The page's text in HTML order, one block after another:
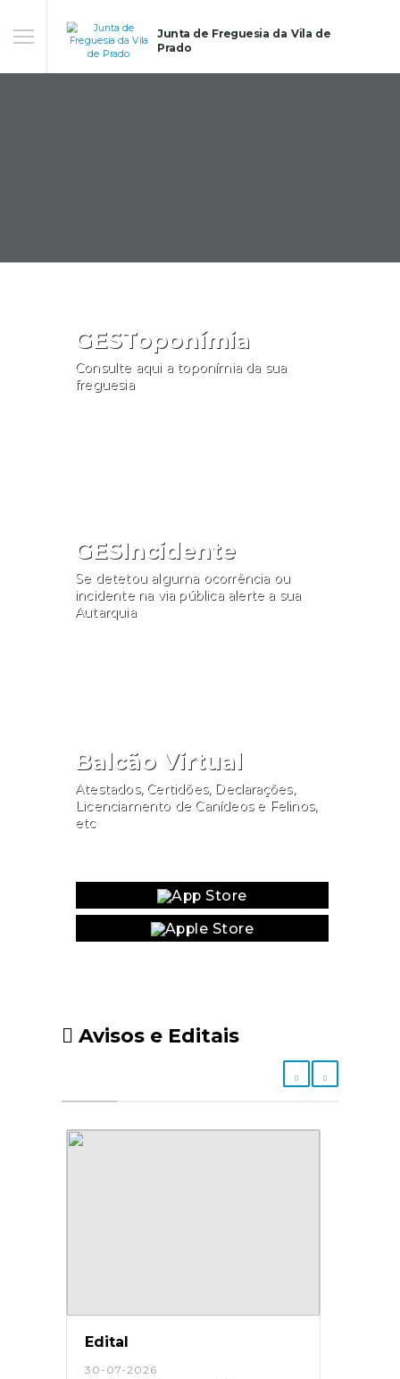
Junta de Freguesia da Vila de
Prado
GESToponímia
Consulte aqui a toponímia da sua
freguesia
GESIncidente
Se detetou alguma ocorrência ou
incidente na via pública alerte a sua
Autarquia
Balcão Virtual
Atestados, Certidões, Declarações,
Licenciamento de Canídeos e Felinos,
etc
Avisos e Editais
Edital
30-07-2026